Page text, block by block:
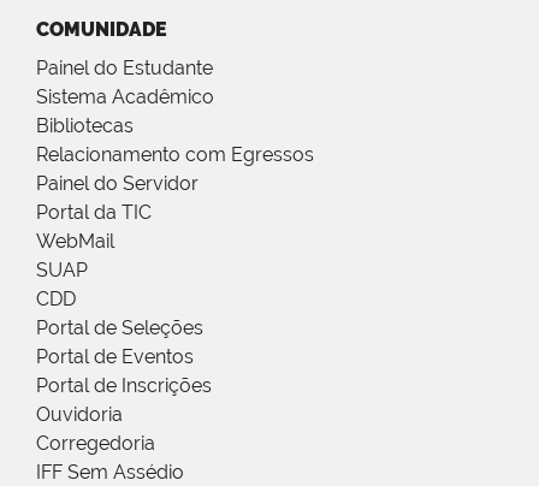
COMUNIDADE
Painel do Estudante
Sistema Acadêmico
Bibliotecas
Relacionamento com Egressos
Painel do Servidor
Portal da TIC
WebMail
SUAP
CDD
Portal de Seleções
Portal de Eventos
Portal de Inscrições
Ouvidoria
Corregedoria
IFF Sem Assédio